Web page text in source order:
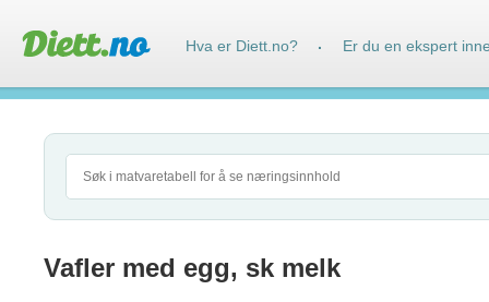
Vafler med egg, sk melk
Hva er Diett.no? · Er du en ekspert